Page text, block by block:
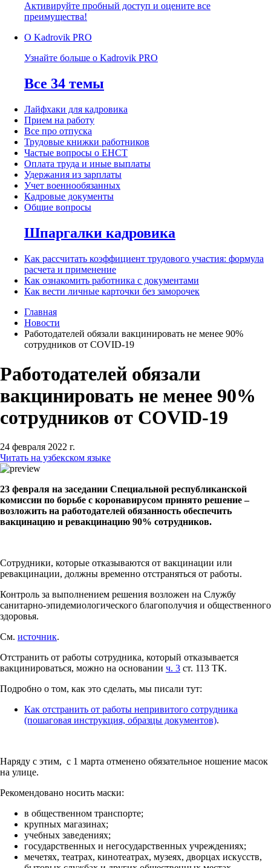
Активируйте пробный доступ и оцените все
преимущества!
О Kadrovik PRO
Узнайте больше о Kadrovik PRO
Все 34 темы
Лайфхаки для кадровика
Прием на работу
Все про отпуска
Трудовые книжки работников
Частые вопросы о ЕНСТ
Оплата труда и иные выплаты
Удержания из зарплаты
Учет военнообязанных
Кадровые документы
Общие вопросы
Шпаргалки кадровика
Как рассчитать коэффициент трудового участия: формула
расчета и применение
Как ознакомить работника с документами
Как вести личные карточки без заморочек
Главная
Новости
Работодателей обязали вакцинировать не менее 90%
сотрудников от COVID-19
Работодателей обязали
вакцинировать не менее 90%
сотрудников от COVID-19
24 февраля 2022 г.
Читать на узбекском языке
23 февраля на заседании Специальной республиканской
комиссии по борьбе с коронавирусом принято решение –
возложить на работодателей обязанность обеспечить
вакцинацию и ревакцинацию 90% сотрудников.
Сотрудники, которые отказываются от вакцинации или
ревакцинации, должны временно отстраняться от работы.
Контроль за выполнением решения возложен на Службу
санитарно-эпидемиологического благополучия и общественного
здоровья.
См. источник.
Отстранить от работы сотрудника, который отказывается
вакцинироваться, можно на основании ч. 3 ст. 113 ТК.
Подробно о том, как это сделать, мы писали тут:
Как отстранить от работы непривитого сотрудника
(пошаговая инструкция, образцы документов).
Наряду с этим, с 1 марта отменено обязательное ношение масок
на улице.
Рекомендовано носить маски:
в общественном транспорте;
крупных магазинах;
учебных заведениях;
государственных и негосударственных учреждениях;
мечетях, театрах, кинотеатрах, музеях, дворцах искусств,